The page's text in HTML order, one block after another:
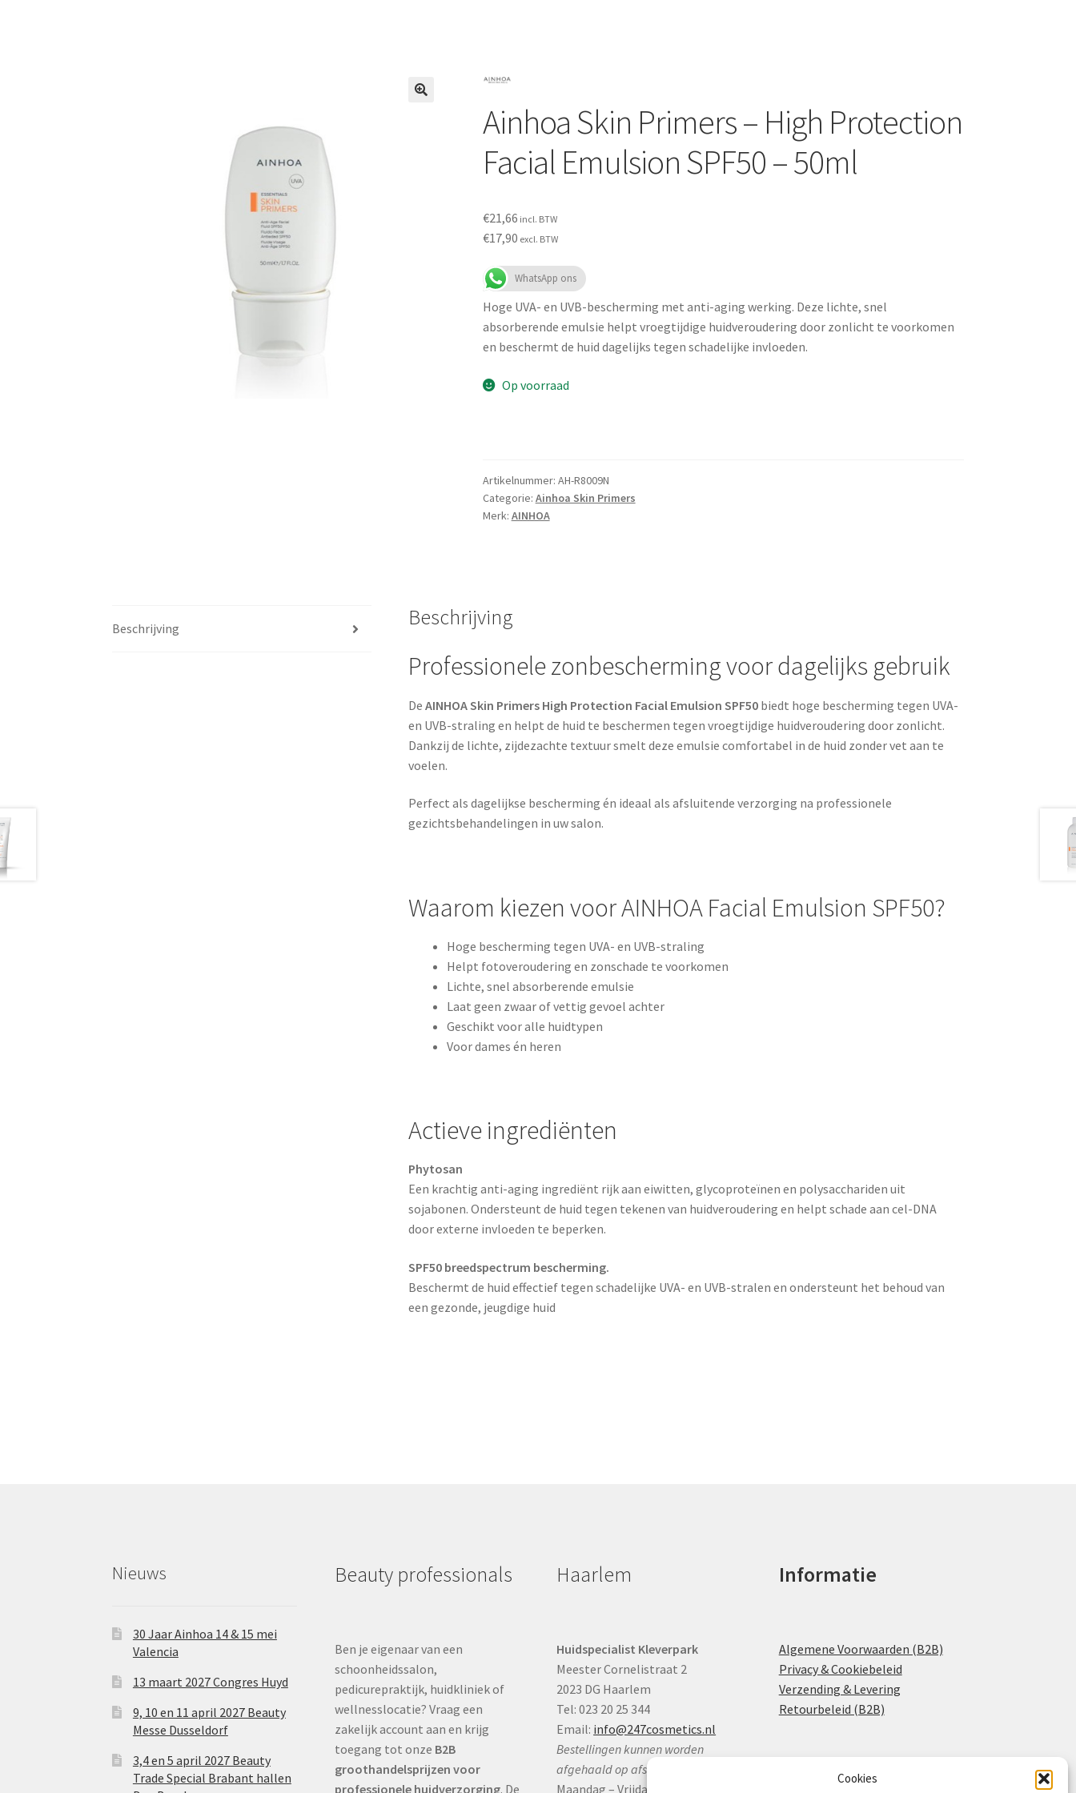
Cookies
Ainhoa Skin Primers – High Protection
Facial Emulsion SPF50 – 50ml
€21,66 incl. BTW
€17,90 excl. BTW
WhatsApp ons
Hoge UVA- en UVB-bescherming met anti-aging werking. Deze lichte, snel
absorberende emulsie helpt vroegtijdige huidveroudering door zonlicht te voorkomen
en beschermt de huid dagelijks tegen schadelijke invloeden.
Op voorraad
Artikelnummer: AH-R8009N
Categorie: Ainhoa Skin Primers
Merk: AINHOA
Beschrijving Beschrijving
Professionele zonbescherming voor dagelijks gebruik
DeAINHOA Skin Primers High Protection Facial Emulsion SPF50 biedt hoge bescherming tegen UVA-
en UVB-straling en helpt de huid te beschermen tegen vroegtijdige huidveroudering door zonlicht.
Dankzij de lichte, zijdezachte textuur smelt deze emulsie comfortabel in de huid zonder vet aan te
voelen.
Perfect als dagelijkse bescherming én ideaal als afsluitende verzorging na professionele
gezichtsbehandelingen in uw salon.
Waarom kiezen voor AINHOA Facial Emulsion SPF50?
Hoge bescherming tegen UVA- en UVB-straling
Helpt fotoveroudering en zonschade te voorkomen
Lichte, snel absorberende emulsie
Laat geen zwaar of vettig gevoel achter
Geschikt voor alle huidtypen
Voor dames én heren
Actieve ingrediënten
Phytosan
Een krachtig anti-aging ingrediënt rijk aan eiwitten, glycoproteïnen en polysacchariden uit
sojabonen. Ondersteunt de huid tegen tekenen van huidveroudering en helpt schade aan cel-DNA
door externe invloeden te beperken.
SPF50 breedspectrum bescherming.
Beschermt de huid effectief tegen schadelijke UVA- en UVB-stralen en ondersteunt het behoud van
een gezonde, jeugdige huid
Nieuws
30 Jaar Ainhoa 14 & 15 mei
Valencia
13 maart 2027 Congres Huyd
9, 10 en 11 april 2027 Beauty
Messe Dusseldorf
3,4 en 5 april 2027 Beauty
Trade Special Brabant hallen
Beauty professionals
Ben je eigenaar van een
schoonheidssalon,
pedicurepraktijk, huidkliniek of
wellnesslocatie? Vraag een
zakelijk account aan en krijg
toegang tot onze B2B
groothandelsprijzen voor
professionele huidverzorging. De
Haarlem
Huidspecialist Kleverpark
Meester Cornelistraat 2
2023 DG Haarlem
Tel: 023 20 25 344
Email: info@247cosmetics.nl
Bestellingen kunnen worden
afgehaald op afspraak:
Maandag – Vrijdag:
Informatie
Algemene Voorwaarden (B2B)
Privacy & Cookiebeleid
Verzending & Levering
Retourbeleid (B2B)